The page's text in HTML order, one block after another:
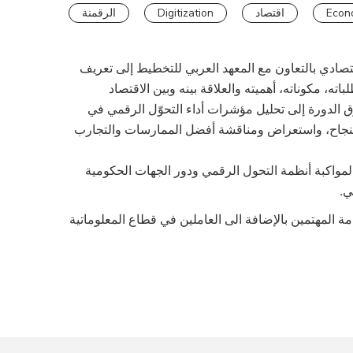
الرقمنة Digitization اقتصاد
بالتعاون مع المعهد العربي للتخطيط إلى تعريف
مكوناته، أهميته والعلاقة بينه وبين الاقتصاد
الدورة إلى تحليل مؤشرات أداء التحوّل الرقمي في
واستعراض ومناقشة أفضل الممارسات والتجارب
أنظمة التحول الرقمي ودور الجهات الحكومية
.
العامة المهتمين بالإضافة الى العاملين في قطاع المعلوماتية